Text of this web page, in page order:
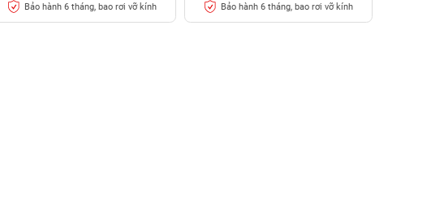
Bảo hành 6 tháng, bao rơi vỡ kính Bảo hành 6 tháng, bao rơi vỡ kính